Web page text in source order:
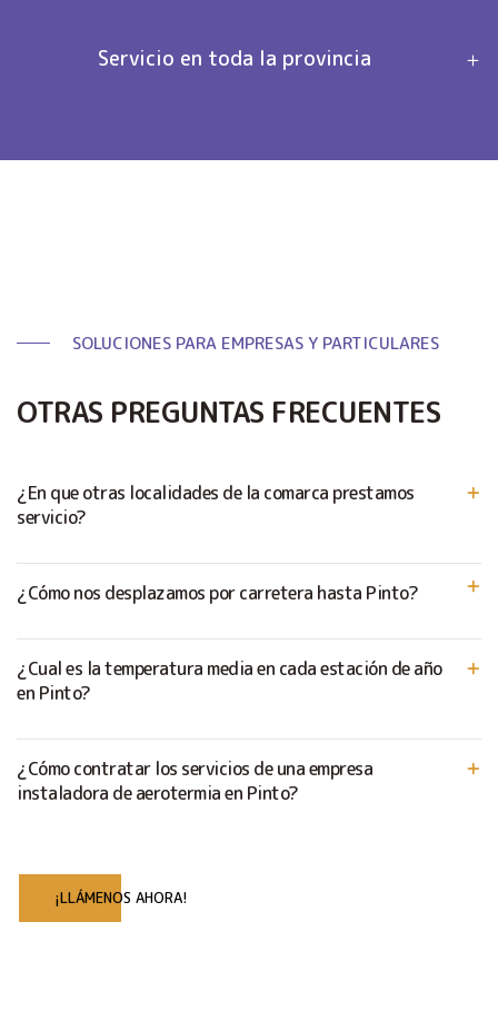
Servicio en toda la provincia
SOLUCIONES PARA EMPRESAS Y PARTICULARES
OTRAS PREGUNTAS FRECUENTES
¿En que otras localidades de la comarca prestamos
servicio?
¿Cómo nos desplazamos por carretera hasta Pinto?
¿Cual es la temperatura media en cada estación de año
en Pinto?
¿Cómo contratar los servicios de una empresa
instaladora de aerotermia en Pinto?
¡LLÁMENOS AHORA!